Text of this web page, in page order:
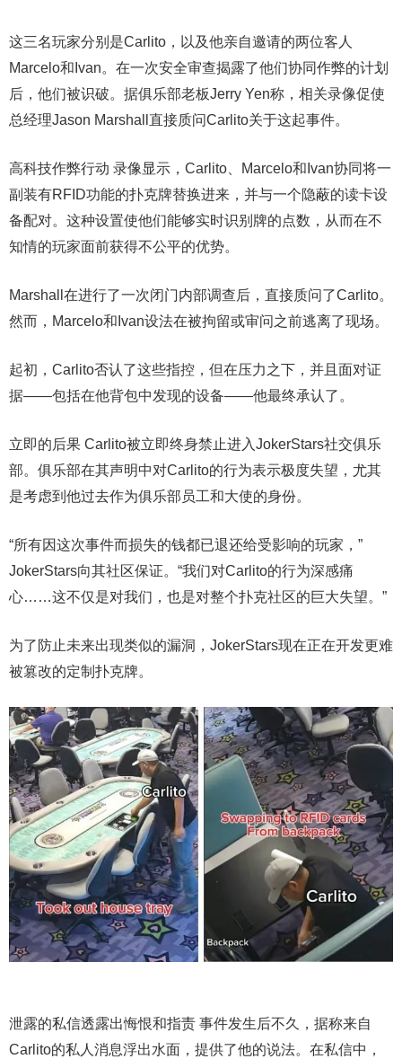
这三名玩家分别是Carlito，以及他亲自邀请的两位客人
Marcelo和Ivan。在一次安全审查揭露了他们协同作弊的计划
后，他们被识破。据俱乐部老板Jerry Yen称，相关录像促使
总经理Jason Marshall直接质问Carlito关于这起事件。
高科技作弊行动 录像显示，Carlito、Marcelo和Ivan协同将一
副装有RFID功能的扑克牌替换进来，并与一个隐蔽的读卡设
备配对。这种设置使他们能够实时识别牌的点数，从而在不
知情的玩家面前获得不公平的优势。
Marshall在进行了一次闭门内部调查后，直接质问了Carlito。
然而，Marcelo和Ivan设法在被拘留或审问之前逃离了现场。
起初，Carlito否认了这些指控，但在压力之下，并且面对证
据——包括在他背包中发现的设备——他最终承认了。
立即的后果 Carlito被立即终身禁止进入JokerStars社交俱乐
部。俱乐部在其声明中对Carlito的行为表示极度失望，尤其
是考虑到他过去作为俱乐部员工和大使的身份。
“所有因这次事件而损失的钱都已退还给受影响的玩家，”
JokerStars向其社区保证。“我们对Carlito的行为深感痛
心……这不仅是对我们，也是对整个扑克社区的巨大失望。”
为了防止未来出现类似的漏洞，JokerStars现在正在开发更难
被篡改的定制扑克牌。
泄露的私信透露出悔恨和指责 事件发生后不久，据称来自
Carlito的私人消息浮出水面，提供了他的说法。在私信中，